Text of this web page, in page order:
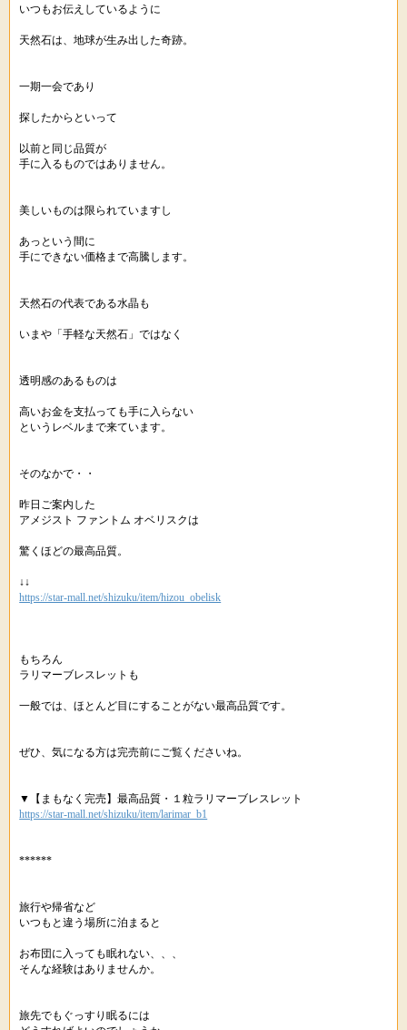
いつもお伝えしているように
天然石は、地球が生み出した奇跡。
一期一会であり
探したからといって
以前と同じ品質が
手に入るものではありません。
美しいものは限られていますし
あっという間に
手にできない価格まで高騰します。
天然石の代表である水晶も
いまや「手軽な天然石」ではなく
透明感のあるものは
高いお金を支払っても手に入らない
というレベルまで来ています。
そのなかで・・
昨日ご案内した
アメジスト ファントム オベリスクは
驚くほどの最高品質。
↓↓
https://star-mall.net/shizuku/item/hizou_obelisk
もちろん
ラリマーブレスレットも
一般では、ほとんど目にすることがない最高品質です。
ぜひ、気になる方は完売前にご覧くださいね。
▼【まもなく完売】最高品質・１粒ラリマーブレスレット
https://star-mall.net/shizuku/item/larimar_b1
******
旅行や帰省など
いつもと違う場所に泊まると
お布団に入っても眠れない、、、
そんな経験はありませんか。
旅先でもぐっすり眠るには